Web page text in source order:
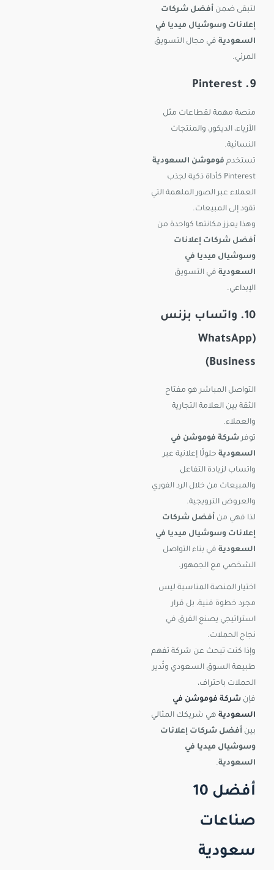
لتبقى ضمن أفضل شركات
إعلانات وسوشيال ميديا في
السعودية في مجال التسويق
المرئي.
9. Pinterest
منصة مهمة لقطاعات مثل
الأزياء، الديكور، والمنتجات
النسائية.
تستخدم فوموشن السعودية
Pinterest كأداة ذكية لجذب
العملاء عبر الصور الملهمة التي
تقود إلى المبيعات.
وهذا يعزز مكانتها كواحدة من
أفضل شركات إعلانات
وسوشيال ميديا في
السعودية في التسويق
الإبداعي.
10. واتساب بزنس
(WhatsApp
Business)
التواصل المباشر هو مفتاح
الثقة بين العلامة التجارية
والعملاء.
توفرشركة فوموشن في
السعودية حلولًا إعلانية عبر
واتساب لزيادة التفاعل
والمبيعات من خلال الرد الفوري
والعروض الترويجية.
لذا فهي من أفضل شركات
إعلانات وسوشيال ميديا في
السعودية في بناء التواصل
الشخصي مع الجمهور.
اختيار المنصة المناسبة ليس
مجرد خطوة فنية، بل قرار
استراتيجي يصنع الفرق في
نجاح الحملات.
وإذا كنت تبحث عن شركة تفهم
طبيعة السوق السعودي وتُدير
الحملات باحتراف،
فإن شركة فوموشن في
السعودية هي شريكك المثالي
بين أفضل شركات إعلانات
وسوشيال ميديا في
السعودية.
أفضل 10
صناعات
سعودية